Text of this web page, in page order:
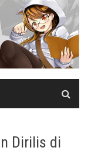
Dirilis di